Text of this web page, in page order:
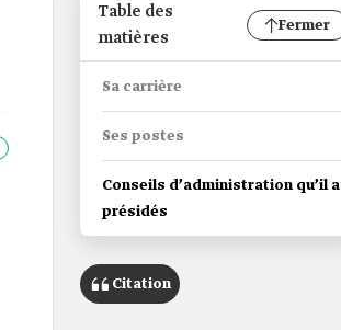
Table des
matières
Fermer
Sa carrière
Ses postes
Conseils d’administration qu’il a
présidés
Citation